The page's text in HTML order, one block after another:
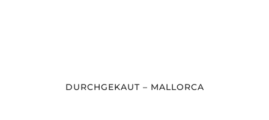
DURCHGEKAUT – MALLORCA